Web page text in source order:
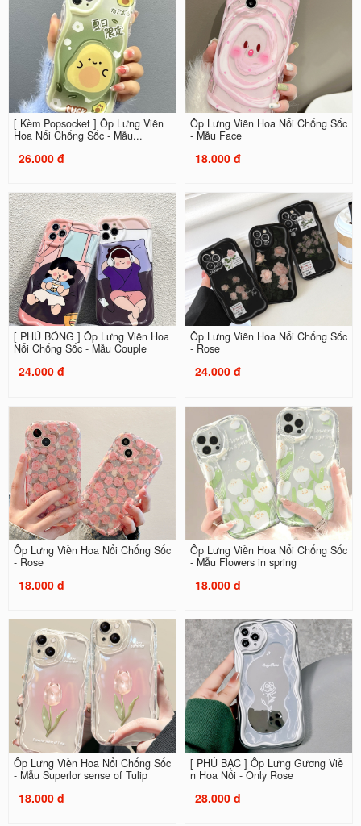
[ Kèm Popsocket ] Ốp Lưng Viền
Hoa Nổi Chống Sốc - Mẫu...
26.000 đ
Ốp Lưng Viền Hoa Nổi Chống Sốc
- Mẫu Face
18.000 đ
[ PHỦ BÓNG ] Ốp Lưng Viền Hoa
Nổi Chống Sốc - Mẫu Couple
24.000 đ
Ốp Lưng Viền Hoa Nổi Chống Sốc
- Rose
24.000 đ
Ốp Lưng Viền Hoa Nổi Chống Sốc
- Rose
18.000 đ
Ốp Lưng Viền Hoa Nổi Chống Sốc
- Mẫu Flowers in spring
18.000 đ
Ốp Lưng Viền Hoa Nổi Chống Sốc
- Mẫu Superlor sense of Tulip
18.000 đ
[ PHỦ BẠC ] Ốp Lưng Gương Viề
n Hoa Nổi - Only Rose
28.000 đ